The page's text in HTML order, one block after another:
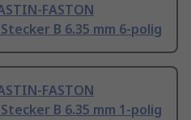
FASTON
B 6.35 mm 6-polig
FASTON
B 6.35 mm 1-polig